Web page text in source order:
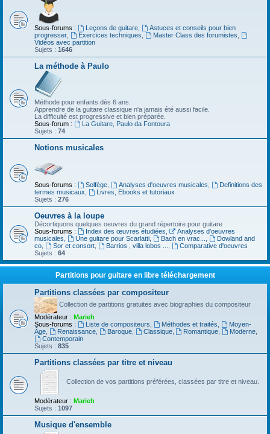
Sous-forums : Leçons de guitare,
Astuces et conseils pour bien
progresser
Exercices techniques Master Class des forumistes
Vidéos avec partition
Sujets : 1646
La méthode à Paulo
Méthode pour enfants dès 6 ans.
Apprendre de la guitare classique n'a jamais été aussi facile.
La difficulté est progressive et bien préparée.
Sous-forum :
La Guitare, Paulo da Fontoura
Sujets : 74
Notions musicales
Sous-forums : Solfège, Analyses d'oeuvres musicales
Definitions des
termes musicaux
Livres, Ebooks et tutoriaux
Sujets : 276
Oeuvres à la loupe
Décortiquons quelques oeuvres du grand répertoire pour guitare
Sous-forums :
Index des œuvres étudiées
Analyses d'oeuvres
musicales
Une guitare pour Scarlatti, Bach en vrac...
Dowland and
co
Sor et consort, Barrios , villa lobos ...
Comparative d'oeuvres
Sujets : 64
Partitions pour guitare en libre téléchargement
Partitions classées par compositeur
Collection de partitions gratuites avec biographies du compositeur
Modérateur : Marieh
Sous-forums :
Liste de compositeurs Méthodes et traités
Moyen-
Âge
Renaissance, Baroque, Classique, Romantique Moderne
Contemporain
Sujets : 835
Partitions classées par titre et niveau
Collection de vos partitions préférées, classées par titre et niveau.
Modérateur : Marieh
Sujets : 1097
Musique d'ensemble